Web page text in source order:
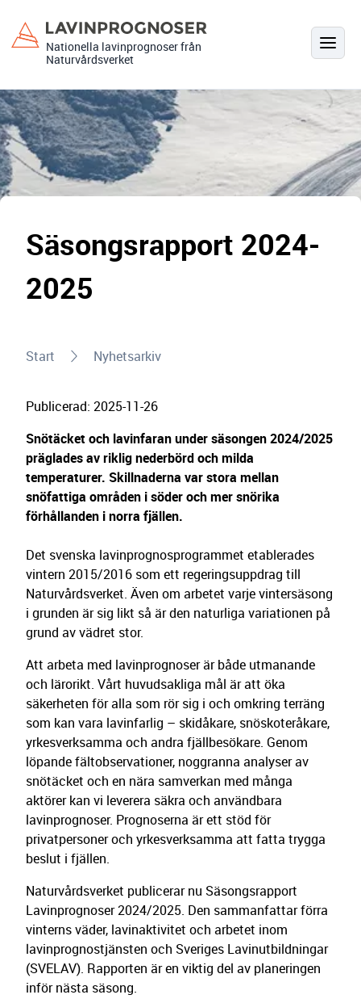
Nationella lavinprognoser från
Naturvårdsverket
Säsongsrapport 2024-
2025
Start Nyhetsarkiv
Publicerad: 2025-11-26
Snötäcket och lavinfaran under säsongen 2024/2025
präglades av riklig nederbörd och milda
temperaturer. Skillnaderna var stora mellan
snöfattiga områden i söder och mer snörika
förhållanden i norra fjällen.
Det svenska lavinprognosprogrammet etablerades
vintern 2015/2016 som ett regeringsuppdrag till
Naturvårdsverket. Även om arbetet varje vintersäsong
i grunden är sig likt så är den naturliga variationen på
grund av vädret stor.
Att arbeta med lavinprognoser är både utmanande
och lärorikt. Vårt huvudsakliga mål är att öka
säkerheten för alla som rör sig i och omkring terräng
som kan vara lavinfarlig – skidåkare, snöskoteråkare,
yrkesverksamma och andra fjällbesökare. Genom
löpande fältobservationer, noggranna analyser av
snötäcket och en nära samverkan med många
aktörer kan vi leverera säkra och användbara
lavinprognoser. Prognoserna är ett stöd för
privatpersoner och yrkesverksamma att fatta trygga
beslut i fjällen.
Naturvårdsverket publicerar nu Säsongsrapport
Lavinprognoser 2024/2025. Den sammanfattar förra
vinterns väder, lavinaktivitet och arbetet inom
lavinprognostjänsten och Sveriges Lavinutbildningar
(SVELAV). Rapporten är en viktig del av planeringen
inför nästa säsong.